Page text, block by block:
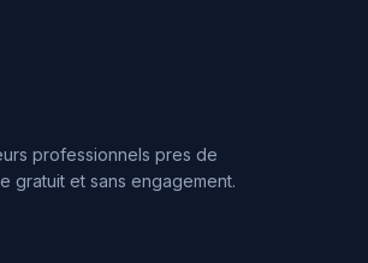
professionnels pres de
gratuit et sans engagement.